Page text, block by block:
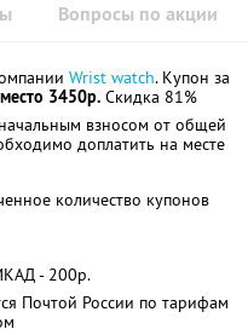
Вопросы по акции
Wrist watch. Купон за
3450р. Скидка 81%
взносом от общей
доплатить на месте
количество купонов
- 200р.
Почтой России по тарифам